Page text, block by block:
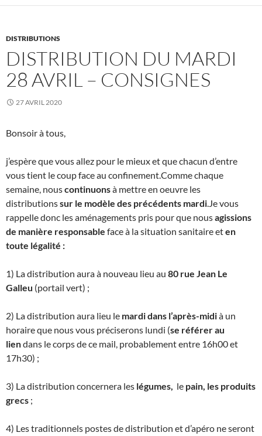
DISTRIBUTIONS
DISTRIBUTION DU MARDI
28 AVRIL – CONSIGNES
27 AVRIL 2020
Bonsoir à tous,
j’espère que vous allez pour le mieux et que chacun d’entre
vous tient le coup face au confinement.Comme chaque
semaine, nouscontinuonsà mettre en oeuvre les
distributionssur le modèle des précédents mardi.Je vous
rappelle donc les aménagements pris pour que nousagissions
de manière responsable face à la situation sanitaire eten
toute légalité :
1) La distribution aura à nouveau lieu au 80 rue Jean Le
Galleu (portail vert) ;
2) La distribution aura lieu le mardi dans l’après-midià un
horaire que nous vous préciserons lundi (se référer au
liendans le corps de ce mail, probablement entre 16h00 et
17h30) ;
3) La distribution concernera les légumes, le pain, les produits
grecs ;
4) Les traditionnels postes de distribution et d’apéro ne seront